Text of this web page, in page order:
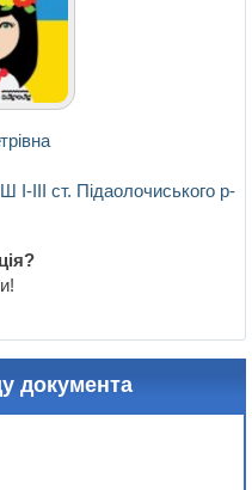
ІІІ ст. Підаолочиського р-
документа